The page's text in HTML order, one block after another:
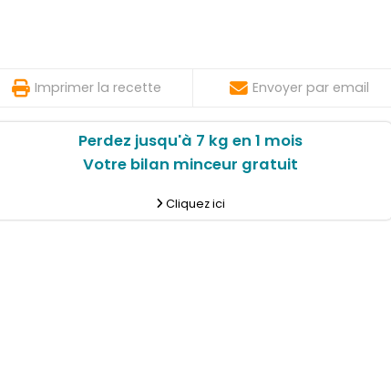
Imprimer la recette Envoyer par email
Perdez jusqu'à 7 kg en 1 mois
Votre bilan minceur gratuit
Cliquez ici